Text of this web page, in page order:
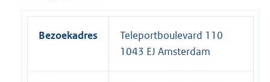
Bezoekadres
Teleportboulevard 110
1043 EJ Amsterdam